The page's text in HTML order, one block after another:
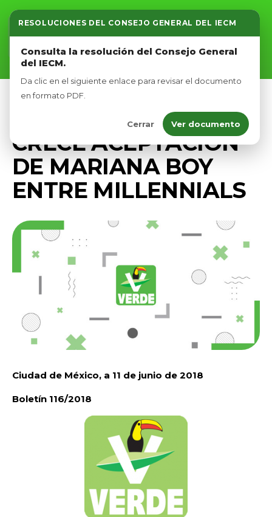
RESOLUCIONES DEL CONSEJO GENERAL DEL IECM
Consulta la resolución del Consejo General
del IECM.
Da clic en el siguiente enlace para revisar el documento
en formato PDF.
Cerrar Ver documento
Inicio
Nosotros
Afíliate
CRECE ACEPTACIÓN
DE MARIANA BOY
ENTRE MILLENNIALS
Ciudad de México, a 11 de junio de 2018
Boletín 116/2018